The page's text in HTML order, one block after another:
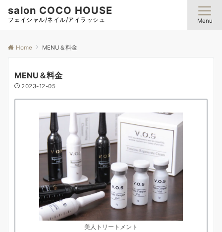
salon COCO HOUSE
フェイシャル/ネイル/アイラッシュ Menu
Home MENU＆料金
MENU＆料金
2023-12-05
美人トリートメント